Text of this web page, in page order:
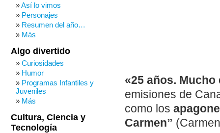
«25 años.
emisiones de
como los
Carmen”
Así lo vimos
Personajes
Resumen del año…
Más
Algo divertido
Curiosidades
Humor
Programas Infantiles y
Juveniles
Más
Cultura, Ciencia y
Tecnología